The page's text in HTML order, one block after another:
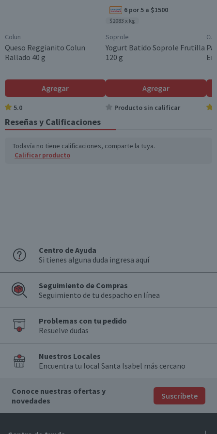
1,6
Grasas trans (g)
Colesterol (mg)
Hidratos de Carbon
o disponibles (g)
72 25,9
Azúcares totales
(g)
13,2
*Ingesta de referencia de un adulto promedio (8400 kj / 2000 kcal)
Colun
Queso Reggianito Colun
Rallado 40 g
Agregar
5.0
6 por 5 a $1500
$2083 x kg
Soprole
Yogurt Batido Soprole Frutilla
120 g
Agregar
Producto sin calificar
Reseñas y Calificaciones
Todavía no tiene calificaciones, comparte la tuya.
Calificar producto
Centro de Ayuda
Si tienes alguna duda ingresa aquí
Seguimiento de Compras
Seguimiento de tu despacho en línea
Problemas con tu pedido
Resuelve dudas
Nuestros Locales
Encuentra tu local Santa Isabel más cercano
Conoce nuestras ofertas y
novedades
Suscríbete